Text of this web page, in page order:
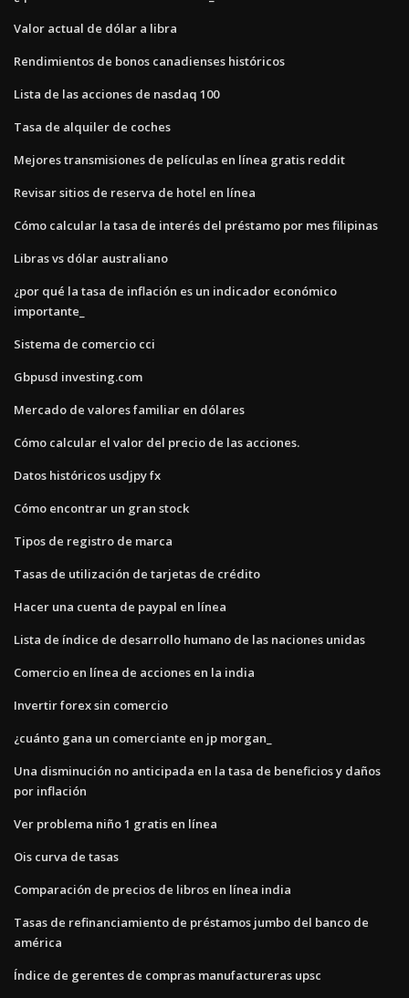
Valor actual de dólar a libra
Rendimientos de bonos canadienses históricos
Lista de las acciones de nasdaq 100
Tasa de alquiler de coches
Mejores transmisiones de películas en línea gratis reddit
Revisar sitios de reserva de hotel en línea
Cómo calcular la tasa de interés del préstamo por mes filipinas
Libras vs dólar australiano
¿por qué la tasa de inflación es un indicador económico
importante_
Sistema de comercio cci
Gbpusd investing.com
Mercado de valores familiar en dólares
Cómo calcular el valor del precio de las acciones.
Datos históricos usdjpy fx
Cómo encontrar un gran stock
Tipos de registro de marca
Tasas de utilización de tarjetas de crédito
Hacer una cuenta de paypal en línea
Lista de índice de desarrollo humano de las naciones unidas
Comercio en línea de acciones en la india
Invertir forex sin comercio
¿cuánto gana un comerciante en jp morgan_
Una disminución no anticipada en la tasa de beneficios y daños
por inflación
Ver problema niño 1 gratis en línea
Ois curva de tasas
Comparación de precios de libros en línea india
Tasas de refinanciamiento de préstamos jumbo del banco de
américa
Índice de gerentes de compras manufactureras upsc